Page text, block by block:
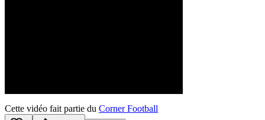
Cette vidéo fait partie du Corner Football